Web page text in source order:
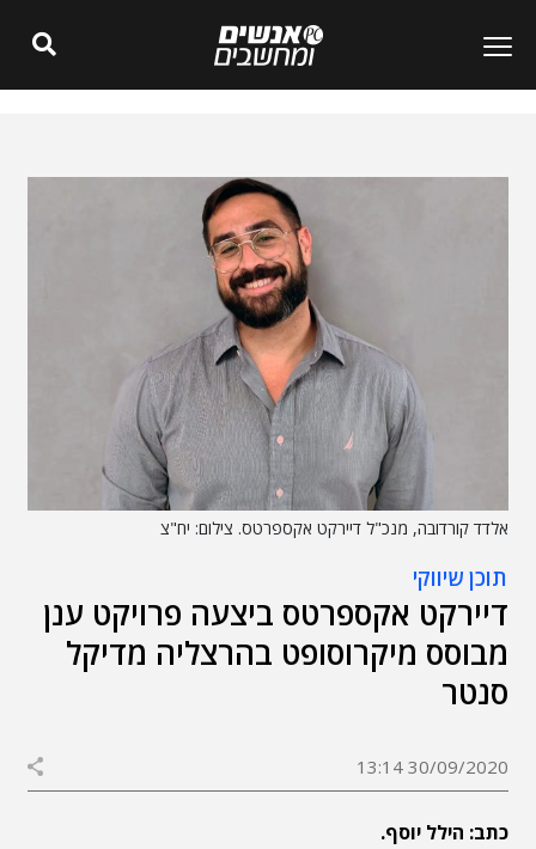
אלדד קורדובה, מנכ"ל דיירקט אקספרטס. צילום: יח"צ
תוכן שיווקי
דיירקט אקספרטס ביצעה פרויקט ענן
מבוסס מיקרוסופט בהרצליה מדיקל
סנטר
30/09/2020 13:14
כתב: הילל יוסף.